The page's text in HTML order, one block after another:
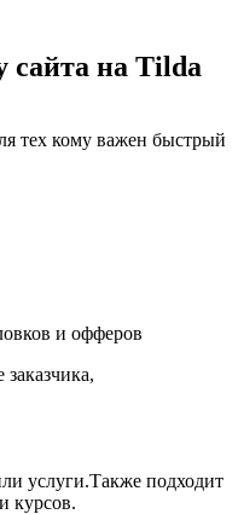
сайта на Tilda
тех кому важен быстрый
и офферов
услуги.Также подходит
курсов.